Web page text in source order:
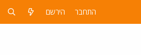
התחבר הירשם